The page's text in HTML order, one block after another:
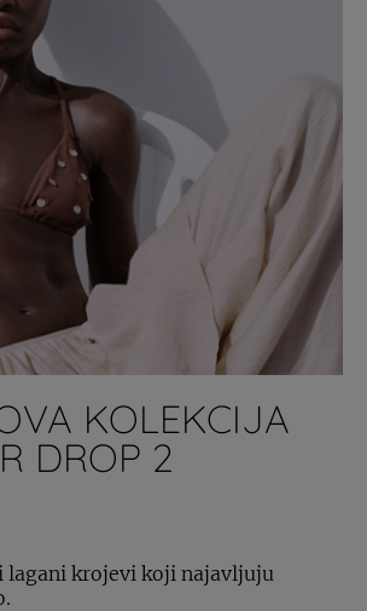
KOLEKCIJA
DROP 2
lagani krojevi koji najavljuju